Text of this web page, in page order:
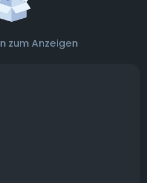
zum Anzeigen